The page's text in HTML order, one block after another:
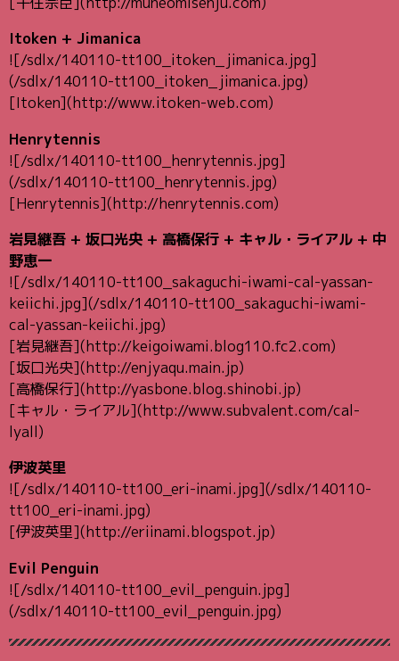
Itoken + Jimanica
![/sdlx/140110-tt100_itoken_jimanica.jpg]
(/sdlx/140110-tt100_itoken_jimanica.jpg)
[Itoken](http://www.itoken-web.com)
Henrytennis
![/sdlx/140110-tt100_henrytennis.jpg]
(/sdlx/140110-tt100_henrytennis.jpg)
[Henrytennis](http://henrytennis.com)
岩見継吾 + 坂口光央 + 高橋保行 + キャル・ライアル + 中
野恵一
![/sdlx/140110-tt100_sakaguchi-iwami-cal-yassan-
keiichi.jpg](/sdlx/140110-tt100_sakaguchi-iwami-
cal-yassan-keiichi.jpg)
[岩見継吾](http://keigoiwami.blog110.fc2.com)
[坂口光央](http://enjyaqu.main.jp)
[高橋保行](http://yasbone.blog.shinobi.jp)
[キャル・ライアル](http://www.subvalent.com/cal-
lyall)
伊波英里
![/sdlx/140110-tt100_eri-inami.jpg](/sdlx/140110-
tt100_eri-inami.jpg)
[伊波英里](http://eriinami.blogspot.jp)
Evil Penguin
![/sdlx/140110-tt100_evil_penguin.jpg]
(/sdlx/140110-tt100_evil_penguin.jpg)